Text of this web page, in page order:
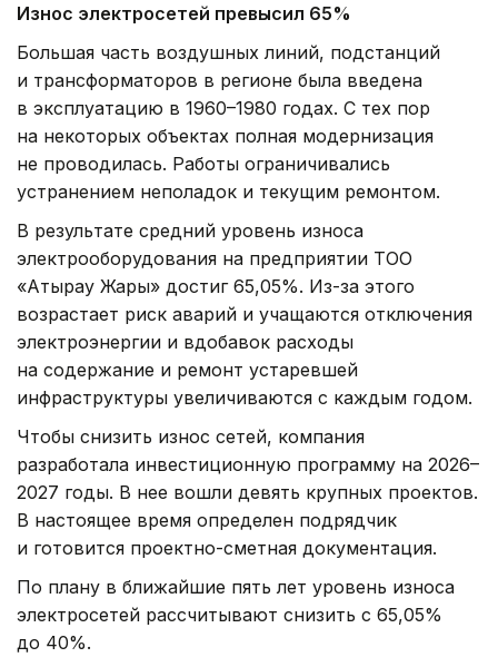
Износ электросетей превысил 65%
Большая часть воздушных линий, подстанций
и трансформаторов в регионе была введена
в эксплуатацию в 1960–1980 годах. С тех пор
на некоторых объектах полная модернизация
не проводилась. Работы ограничивались
устранением неполадок и текущим ремонтом.
В результате средний уровень износа
электрооборудования на предприятии ТОО
«Атырау Жарық» достиг 65,05%. Из-за этого
возрастает риск аварий и учащаются отключения
электроэнергии и вдобавок расходы
на содержание и ремонт устаревшей
инфраструктуры увеличиваются с каждым годом.
Чтобы снизить износ сетей, компания
разработала инвестиционную программу на 2026–
2027 годы. В нее вошли девять крупных проектов.
В настоящее время определен подрядчик
и готовится проектно-сметная документация.
По плану в ближайшие пять лет уровень износа
электросетей рассчитывают снизить с 65,05%
до 40%.